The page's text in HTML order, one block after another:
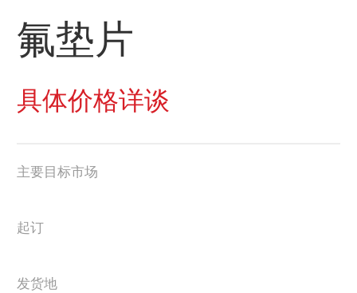
氟垫片
具体价格详谈
主要目标市场
起订
发货地